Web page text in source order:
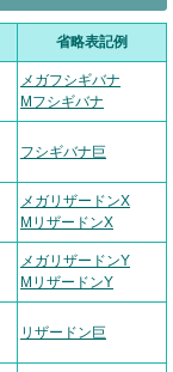
省略表記例
メガフシギバナ
Mフシギバナ
フシギバナ巨
メガリザードンX
MリザードンX
メガリザードンY
MリザードンY
リザードン巨